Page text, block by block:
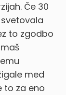
Če 30
to zgodbo
med
to za eno